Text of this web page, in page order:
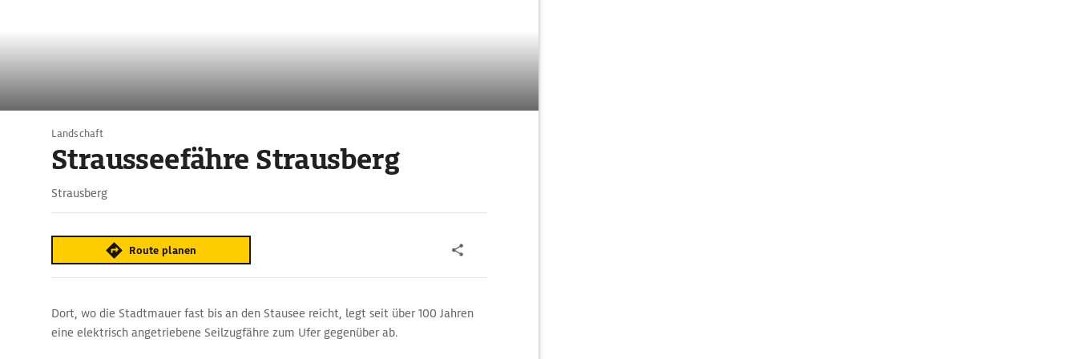
Landschaft
Strausseefähre Strausberg
Strausberg
Route planen
Dort, wo die Stadtmauer fast bis an den Stausee reicht, legt seit über 100 Jahren
eine elektrisch angetriebene Seilzugfähre zum Ufer gegenüber ab.